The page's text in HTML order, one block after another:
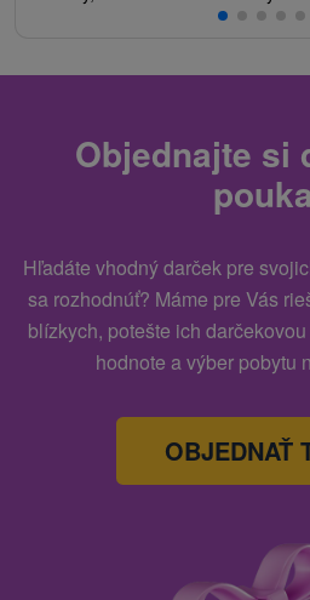
Objednajte si
Hľadáte vhodný darček pre
sa rozhodnúť? Máme pre Vás
blízkych, potešte ich
hodnote a výber pobytu
OBJEDNAŤ